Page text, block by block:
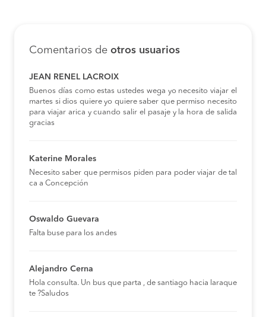
Comentarios de otros usuarios
JEAN RENEL LACROIX
Buenos días como estas ustedes wega yo necesito viajar el
martes si dios quiere yo quiere saber que permiso necesito
para viajar arica y cuando salir el pasaje y la hora de salida
gracias
Katerine Morales
Necesito saber que permisos piden para poder viajar de tal
ca a Concepción
Oswaldo Guevara
Falta buse para los andes
Alejandro Cerna
Hola consulta. Un bus que parta , de santiago hacia laraque
te ?Saludos